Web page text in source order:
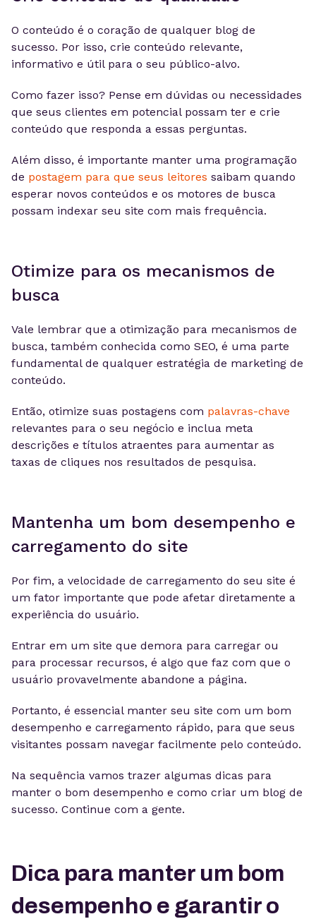
O conteúdo é o coração de qualquer blog de
sucesso. Por isso, crie conteúdo relevante,
informativo e útil para o seu público-alvo.
Como fazer isso? Pense em dúvidas ou necessidades
que seus clientes em potencial possam ter e crie
conteúdo que responda a essas perguntas.
Além disso, é importante manter uma programação
de postagem para que seus leitores saibam quando
esperar novos conteúdos e os motores de busca
possam indexar seu site com mais frequência.
Otimize para os mecanismos de
busca
Vale lembrar que a otimização para mecanismos de
busca, também conhecida como SEO, é uma parte
fundamental de qualquer estratégia de marketing de
conteúdo.
Então, otimize suas postagens com palavras-chave
relevantes para o seu negócio e inclua meta
descrições e títulos atraentes para aumentar as
taxas de cliques nos resultados de pesquisa.
Mantenha um bom desempenho e
carregamento do site
Por fim, a velocidade de carregamento do seu site é
um fator importante que pode afetar diretamente a
experiência do usuário.
Entrar em um site que demora para carregar ou
para processar recursos, é algo que faz com que o
usuário provavelmente abandone a página.
Portanto, é essencial manter seu site com um bom
desempenho e carregamento rápido, para que seus
visitantes possam navegar facilmente pelo conteúdo.
Na sequência vamos trazer algumas dicas para
manter o bom desempenho e como criar um blog de
sucesso. Continue com a gente.
Dica para manter um bom
desempenho e garantir o